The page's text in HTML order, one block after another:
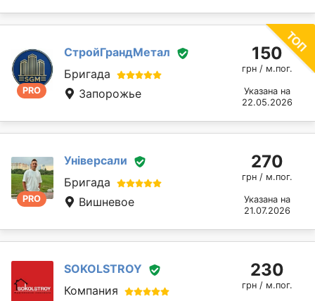
PRO
СтройГрандМетал
Бригада
Запорожье
150
грн / м.пог.
Указана на
22.05.2026
PRO
Універсали
Бригада
Вишневое
270
грн / м.пог.
Указана на
21.07.2026
SOKOLSTROY
Компания
230
грн / м.пог.